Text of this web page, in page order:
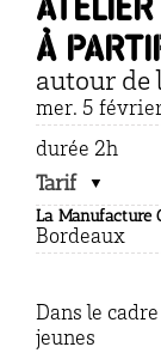
atelier
à
autour de
mer. 5
durée 2h
Tarif
La Manufacture
Bordeaux
Dans le
jeunes